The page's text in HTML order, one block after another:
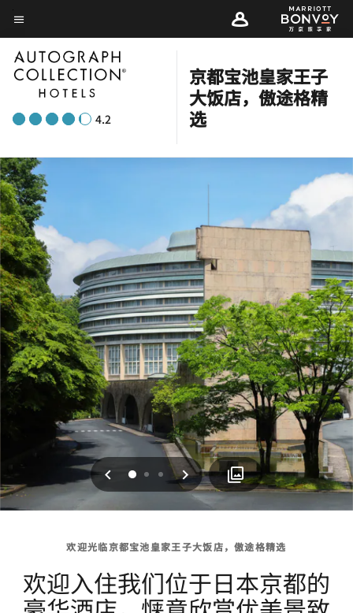
Skip
to
main
content
菜单文本
4.2
京都宝池皇家王子
大饭店，傲途格精
选
上一页
0 1 2 下一页
欢迎光临京都宝池皇家王子大饭店，傲途格精选
欢迎入住我们位于日本京都的